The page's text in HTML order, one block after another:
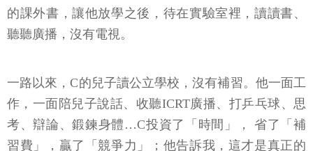
的課外書，讓他放學之後，待在實驗室裡，讀讀書、
聽聽廣播，沒有電視。
一路以來，C的兒子讀公立學校，沒有補習。他一面工
作，一面陪兒子說話、收聽ICRT廣播、打乒乓球、思
考、辯論、鍛鍊身體…C投資了「時間」， 省了「補
習費」，贏了「競爭力」；他告訴我，這才是真正的